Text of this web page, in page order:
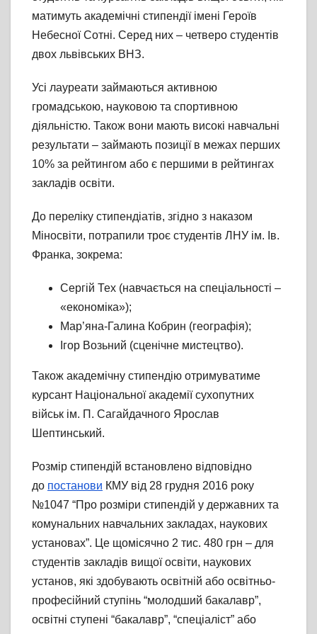
матимуть академічні стипендії імені Героїв
Небесної Сотні. Серед них – четверо студентів
двох львівських ВНЗ.
Усі лауреати займаються активною
громадською, науковою та спортивною
діяльністю. Також вони мають високі навчальні
результати – займають позиції в межах перших
10% за рейтингом або є першими в рейтингах
закладів освіти.
До переліку стипендіатів, згідно з наказом
Міносвіти, потрапили троє студентів ЛНУ ім. Ів.
Франка, зокрема:
Сергій Тех (навчається на спеціальності –
«економіка»);
Мар’яна-Галина Кобрин (географія);
Ігор Возьний (сценічне мистецтво).
Також академічну стипендію отримуватиме
курсант Національної академії сухопутних
військ ім. П. Сагайдачного Ярослав
Шептинський.
Розмір стипендій встановлено відповідно
до постанови КМУ від 28 грудня 2016 року
№1047 “Про розміри стипендій у державних та
комунальних навчальних закладах, наукових
установах”. Це щомісячно 2 тис. 480 грн – для
студентів закладів вищої освіти, наукових
установ, які здобувають освітній або освітньо-
професійний ступінь “молодший бакалавр”,
освітні ступені “бакалавр”, “спеціаліст” або